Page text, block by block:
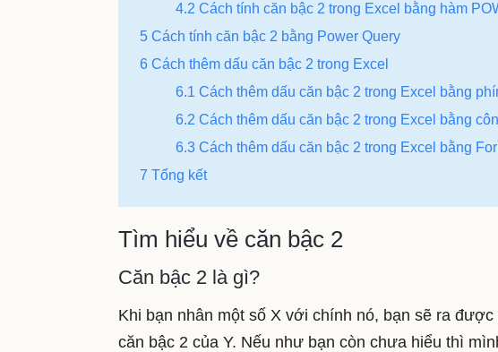
4.2 Cách tính căn bậc 2 trong Excel bằng hàm
5 Cách tính căn bậc 2 bằng Power Query
6 Cách thêm dấu căn bậc 2 trong Excel
6.1 Cách thêm dấu căn bậc 2 trong Excel bằng
6.2 Cách thêm dấu căn bậc 2 trong Excel bằng
6.3 Cách thêm dấu căn bậc 2 trong Excel bằng
7 Tổng kết
Tìm hiểu về căn bậc 2
Căn bậc 2 là gì?
Khi bạn nhân một số X với chính nó, bạn sẽ ra
căn bậc 2 của Y. Nếu như bạn còn chưa hiểu thì